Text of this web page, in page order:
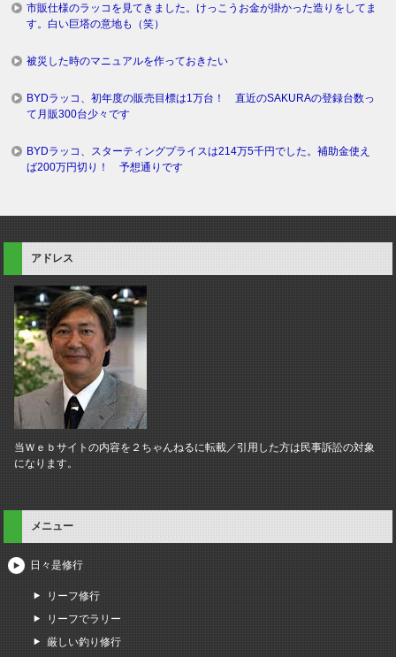
市販仕様のラッコを見てきました。けっこうお金が掛かった造りをしてま
す。白い巨塔の意地も（笑）
被災した時のマニュアルを作っておきたい
BYDラッコ、初年度の販売目標は1万台！ 直近のSAKURAの登録台数っ
て月販300台少々です
BYDラッコ、スターティングプライスは214万5千円でした。補助金使え
ば200万円切り！ 予想通りです
アドレス
当Ｗｅｂサイトの内容を２ちゃんねるに転載／引用した方は民事訴訟の対象
になります。
メニュー
日々是修行
リーフ修行
リーフでラリー
厳しい釣り修行